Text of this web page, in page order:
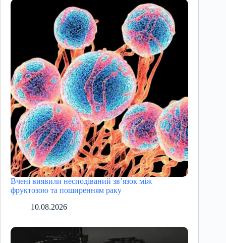
Вчені виявили несподіваний зв’язок між
фруктозою та поширенням раку
10.08.2026